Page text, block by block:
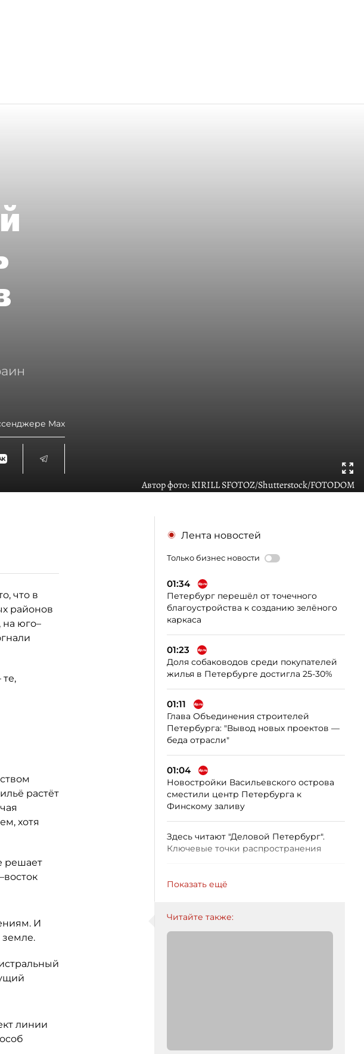
Max
Автор фото:KIRILL SFOTOZ/Shutterstock/FOTODOM
что в
районов
юго–
растёт
хотя
решает
И
земле.
линии
Лента новостей
Только бизнес новости
01:34
Петербург перешёл от точечного
благоустройства к созданию зелёного
каркаса
01:23
Доля собаководов среди покупателей
жилья в Петербурге достигла 25-30%
01:11
Глава Объединения строителей
Петербурга: "Вывод новых проектов —
беда отрасли"
01:04
Новостройки Васильевского острова
сместили центр Петербурга к
Финскому заливу
Здесь читают "Деловой Петербург".
Ключевые точки распространения
Показать ещё
Читайте также: